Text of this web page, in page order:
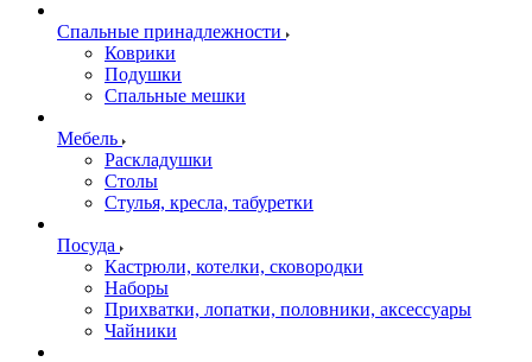
Спальные принадлежности
Коврики
Подушки
Спальные мешки
Мебель
Раскладушки
Столы
Стулья, кресла, табуретки
Посуда
Кастрюли, котелки, сковородки
Наборы
Прихватки, лопатки, половники, аксессуары
Чайники